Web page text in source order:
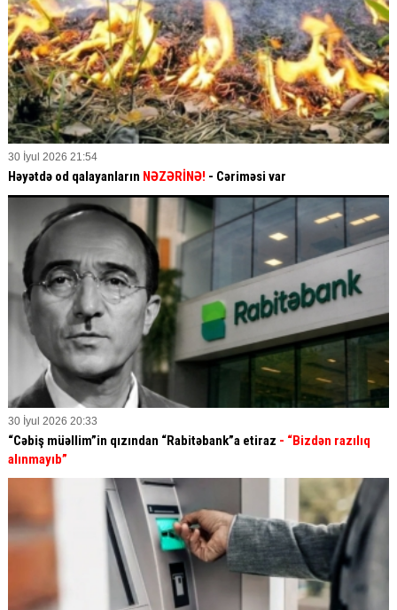
30 İyul 2026 21:54
Həyətdə od qalayanların NƏZƏRİNƏ! - Cəriməsi var
30 İyul 2026 20:33
“Cəbiş müəllim”in qızından “Rabitəbank”a etiraz - “Bizdən razılıq
alınmayıb”